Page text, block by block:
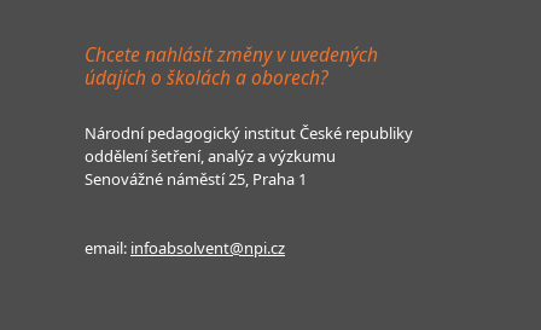
Chcete nahlásit změny v uvedených
údajích o školách a oborech?
Národní pedagogický institut České republiky
oddělení šetření, analýz a výzkumu
Senovážné náměstí 25, Praha 1
email: infoabsolvent@npi.cz